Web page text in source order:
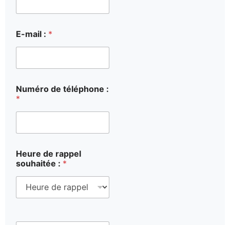
e
r
E-mail : *
Numéro de téléphone :
*
Heure de rappel
souhaitée : *